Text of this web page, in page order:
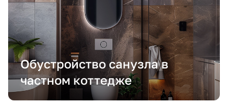
Обустройство санузла в
частном коттедже